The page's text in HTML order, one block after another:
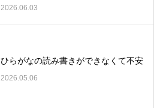
2026.06.03
ひらがなの読み書きができなくて不安
2026.05.06